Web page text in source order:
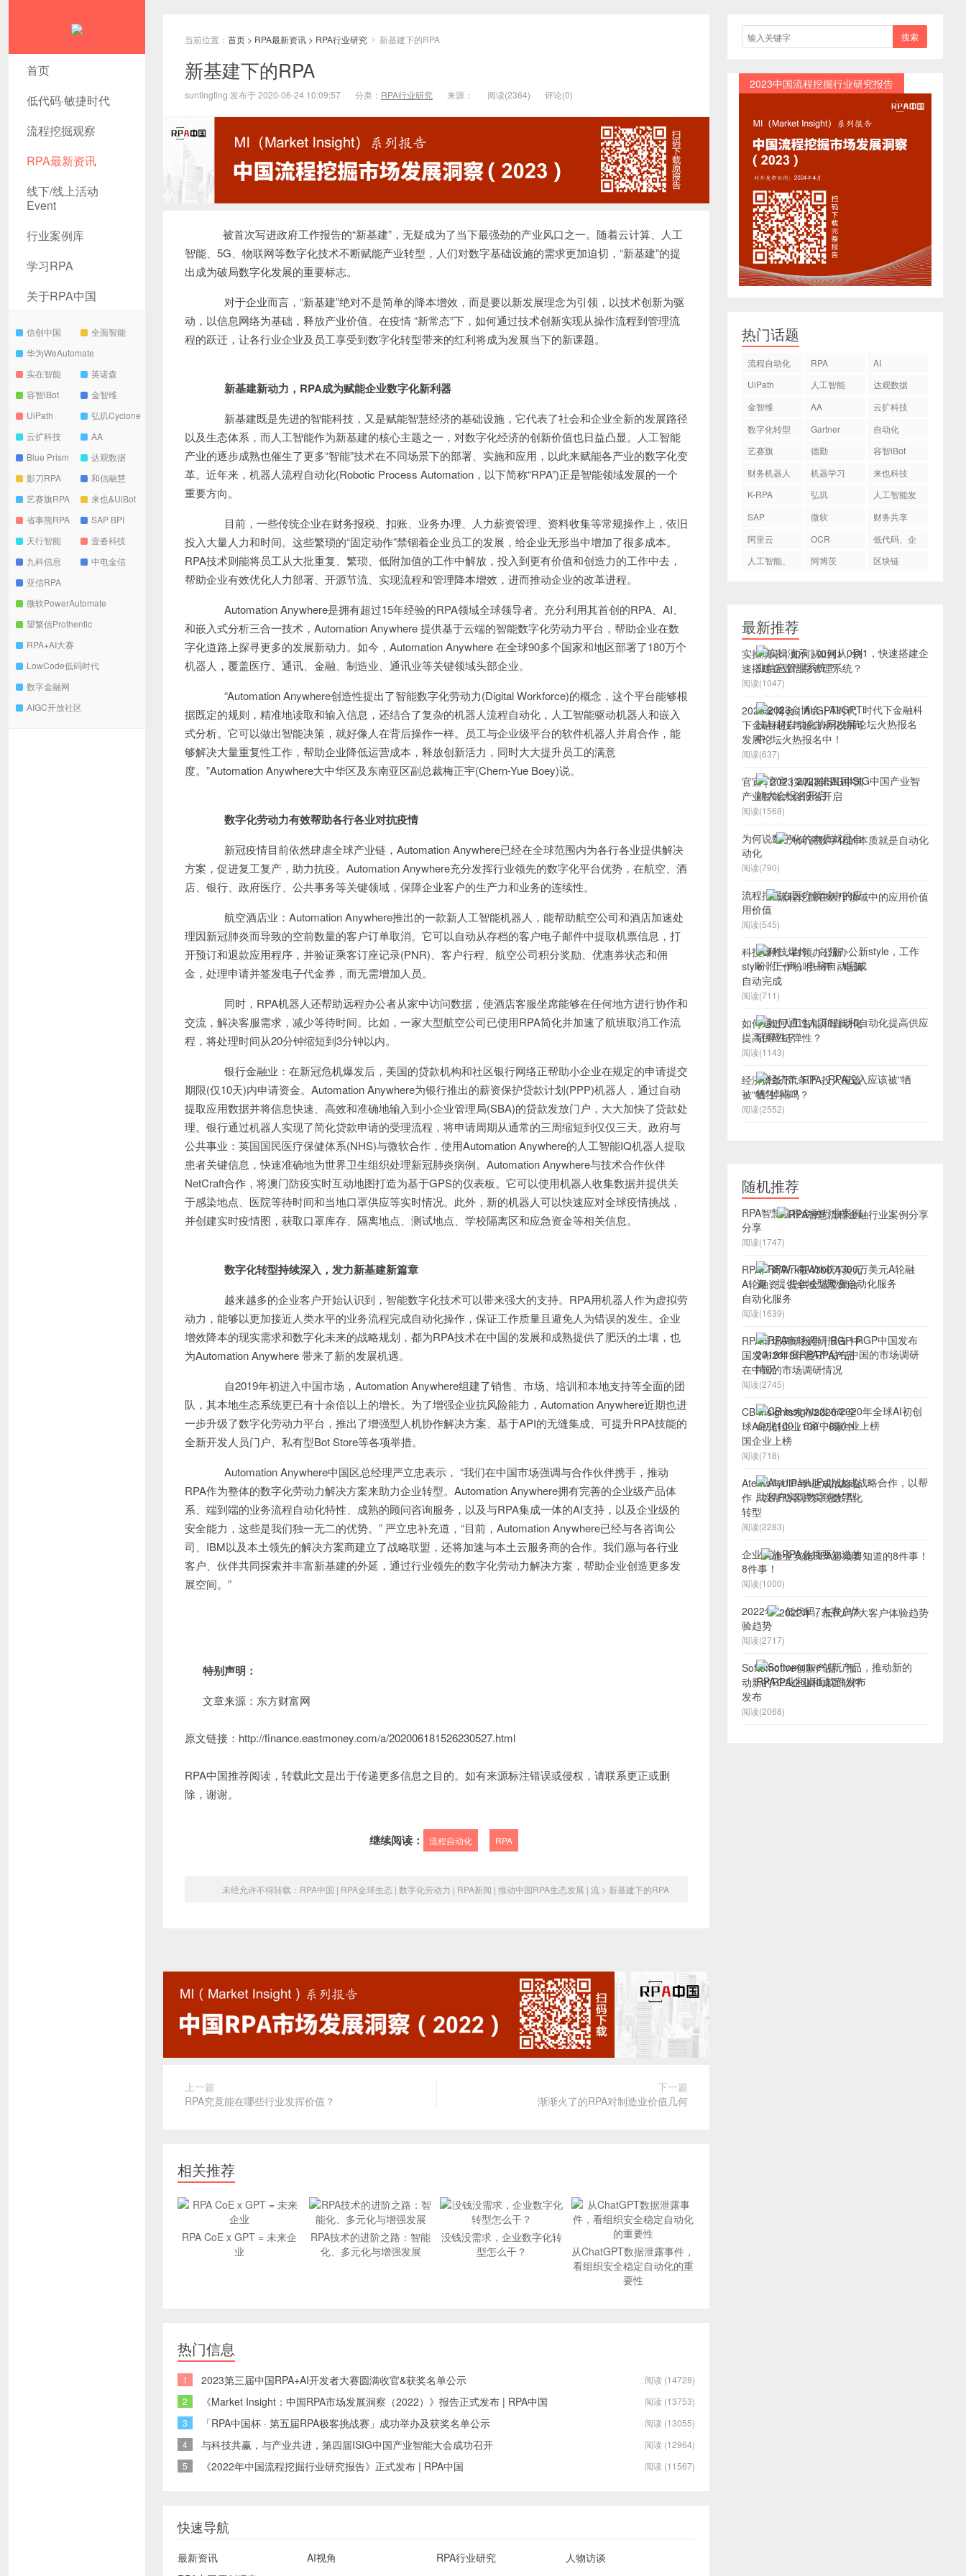
首页
低代码·敏捷时代
流程挖掘观察
RPA最新资讯
线下/线上活动
Event
行业案例库
学习RPA
关于RPA中国
信创中国
全面智能
华为WeAutomate
实在智能
英诺森
容智iBot
金智维
UiPath
弘玑Cyclone
云扩科技
AA
Blue Prism
达观数据
影刀RPA
和信融慧
艺赛旗RPA
来也&UiBot
省事熊RPA
SAP BPI
天行智能
壹沓科技
九科信息
中电金信
亚信RPA
微软PowerAutomate
望繁信Prothentic
RPA+AI大赛
LowCode低码时代
数字金融网
AIGC开放社区
当前位置： 首页 > RPA最新资讯 > RPA行业研究 > 新基建下的RPA
新基建下的RPA
suntingting 发布于 2020-06-24 10:09:57 分类： RPA行业研究 来源： 阅读(2364) 评论(0)
被首次写进政府工作报告的“新基建”，无疑成为了当下最强劲的产业风口之一。随着云计算、人工
智能、5G、物联网等数字化技术不断赋能产业转型，人们对数字基础设施的需求更加迫切，“新基建”的提
出成为破局数字化发展的重要标志。
对于企业而言，“新基建”绝对不是简单的降本增效，而是要以新发展理念为引领，以技术创新为驱
动，以信息网络为基础，释放产业价值。在疫情 “新常态”下，如何通过技术创新实现从操作流程到管理流
程的跃迁，让各行业企业及员工享受到数字化转型带来的红利将成为发展当下的新课题。
新基建新动力，RPA成为赋能企业数字化新利器
新基建既是先进的智能科技，又是赋能智慧经济的基础设施，它代表了社会和企业全新的发展路径
以及生态体系，而人工智能作为新基建的核心主题之一，对数字化经济的创新价值也日益凸显。人工智能
产业的逐步成熟也催生了更多“智能”技术在不同场景下的部署、实施和应用，以此来赋能各产业的数字化变
革。近年来，机器人流程自动化(Robotic Process Automation，以下简称“RPA”)正是智能领域发展的一个
重要方向。
目前，一些传统企业在财务报税、扣账、业务办理、人力薪资管理、资料收集等常规操作上，依旧
投入大量人力和时间。这些繁琐的“固定动作”禁锢着企业员工的发展，给企业无形当中增加了很多成本。
RPA技术则能将员工从大批重复、繁琐、低附加值的工作中解放，投入到更有价值和创造力的工作中去，
帮助企业有效优化人力部署、开源节流、实现流程和管理降本增效，进而推动企业的改革进程。
Automation Anywhere是拥有超过15年经验的RPA领域全球领导者。充分利用其首创的RPA、AI、
和嵌入式分析三合一技术，Automation Anywhere 提供基于云端的智能数字化劳动力平台，帮助企业在数
字化道路上探寻更多的发展新动力。如今，Automation Anywhere 在全球90多个国家和地区部署了180万个
机器人，覆盖医疗、通讯、金融、制造业、通讯业等关键领域头部企业。
“Automation Anywhere创造性提出了智能数字化劳动力(Digital Workforce)的概念，这个平台能够根
据既定的规则，精准地读取和输入信息，还结合了复杂的机器人流程自动化，人工智能驱动机器人和嵌入
式分析。它可以做出智能决策，就好像人在背后操作一样。员工与企业级平台的软件机器人并肩合作，能
够解决大量重复性工作，帮助企业降低运营成本，释放创新活力，同时大大提升员工的满意
度。”Automation Anywhere大中华区及东南亚区副总裁梅正宇(Chern-Yue Boey)说。
数字化劳动力有效帮助各行各业对抗疫情
新冠疫情目前依然肆虐全球产业链，Automation Anywhere已经在全球范围内为各行各业提供解决
方案，促进复工复产，助力抗疫。Automation Anywhere充分发挥行业领先的数字化平台优势，在航空、酒
店、银行、政府医疗、公共事务等关键领域，保障企业客户的生产力和业务的连续性。
航空酒店业：Automation Anywhere推出的一款新人工智能机器人，能帮助航空公司和酒店加速处
理因新冠肺炎而导致的空前数量的客户订单取消。它可以自动从存档的客户电子邮件中提取机票信息，打
开预订和退款应用程序，并验证乘客订座记录(PNR)、客户行程、航空公司积分奖励、优惠券状态和佣
金，处理申请并签发电子代金券，而无需增加人员。
同时，RPA机器人还帮助远程办公者从家中访问数据，使酒店客服坐席能够在任何地方进行协作和
交流，解决客服需求，减少等待时间。比如，一家大型航空公司已使用RPA简化并加速了航班取消工作流
程，将处理时间从20分钟缩短到3分钟以内。
银行金融业：在新冠危机爆发后，美国的贷款机构和社区银行网络正帮助小企业在规定的申请提交
期限(仅10天)内申请资金。Automation Anywhere为银行推出的薪资保护贷款计划(PPP)机器人，通过自动
提取应用数据并将信息快速、高效和准确地输入到小企业管理局(SBA)的贷款发放门户，大大加快了贷款处
理。银行通过机器人实现了简化贷款申请的受理流程，将申请周期从通常的三周缩短到仅仅三天。政府与
公共事业：英国国民医疗保健体系(NHS)与微软合作，使用Automation Anywhere的人工智能IQ机器人提取
患者关键信息，快速准确地为世界卫生组织处理新冠肺炎病例。Automation Anywhere与技术合作伙伴
NetCraft合作，将澳门防疫实时互动地图打造为基于GPS的仪表板。它可以使用机器人收集数据并提供关
于感染地点、医院等待时间和当地口罩供应等实时情况。此外，新的机器人可以快速应对全球疫情挑战，
并创建实时疫情图，获取口罩库存、隔离地点、测试地点、学校隔离区和应急资金等相关信息。
数字化转型持续深入，发力新基建新篇章
越来越多的企业客户开始认识到，智能数字化技术可以带来强大的支持。RPA用机器人作为虚拟劳
动力，能够以更加接近人类水平的业务流程完成自动化操作，保证工作质量且避免人为错误的发生。企业
增效降本的现实需求和数字化未来的战略规划，都为RPA技术在中国的发展和成熟提供了肥沃的土壤，也
为Automation Anywhere 带来了新的发展机遇。
自2019年初进入中国市场，Automation Anywhere组建了销售、市场、培训和本地支持等全面的团
队，其本地生态系统更已有十余倍以上的增长。为了增强企业抗风险能力，Automation Anywhere近期也进
一步升级了数字化劳动力平台，推出了增强型人机协作解决方案、基于API的无缝集成、可提升RPA技能的
全新开发人员门户、私有型Bot Store等各项举措。
Automation Anywhere中国区总经理严立忠表示， “我们在中国市场强调与合作伙伴携手，推动
RPA作为整体的数字化劳动力解决方案来助力企业转型。Automation Anywhere拥有完善的企业级产品体
系、端到端的业务流程自动化特性、成熟的顾问咨询服务，以及与RPA集成一体的AI支持，以及企业级的
安全能力，这些是我们独一无二的优势。” 严立忠补充道，“目前，Automation Anywhere已经与各咨询公
司、IBM以及本土领先的解决方案商建立了战略联盟，还将加速与本土云服务商的合作。我们愿与各行业
客户、伙伴共同探索并丰富新基建的外延，通过行业领先的数字化劳动力解决方案，帮助企业创造更多发
展空间。”
特别声明：
文章来源：东方财富网
原文链接：http://finance.eastmoney.com/a/202006181526230527.html
RPA中国推荐阅读，转载此文是出于传递更多信息之目的。如有来源标注错误或侵权，请联系更正或删
除，谢谢。
继续阅读： 流程自动化 RPA
未经允许不得转载： RPA中国 | RPA全球生态 | 数字化劳动力 | RPA新闻 | 推动中国RPA生态发展 | 流 > 新基建下的RPA
上一篇
RPA究竟能在哪些行业发挥价值？
下一篇
渐渐火了的RPA对制造业价值几何
相关推荐
RPA CoE x GPT = 未来企
业
RPA技术的进阶之路：智能
化、多元化与增强发展
没钱没需求，企业数字化转
型怎么干？
从ChatGPT数据泄露事件，
看组织安全稳定自动化的重
要性
热门信息
阅读 (14728)
1 2023第三届中国RPA+AI开发者大赛圆满收官&获奖名单公示
阅读 (13753)
2 《Market Insight：中国RPA市场发展洞察（2022）》报告正式发布 | RPA中国
阅读 (13055)
3 「RPA中国杯 · 第五届RPA极客挑战赛」成功举办及获奖名单公示
阅读 (12964)
4 与科技共赢，与产业共进，第四届ISIG中国产业智能大会成功召开
阅读 (11567)
5 《2022年中国流程挖掘行业研究报告》正式发布 | RPA中国
快速导航
最新资讯 AI视角 RPA行业研究
人物访谈
搜索
2023中国流程挖掘行业研究报告
热门话题
流程自动化 RPA
AI
UiPath
人工智能
达观数据
金智维
AA
云扩科技
数字化转型
Gartner
自动化
艺赛旗
德勤
容智iBot
财务机器人
机器学习
来也科技
K-RPA
弘玑
Cyclone
人工智能发
展
SAP 微软
财务共享
阿里云
OCR
低代码、企
业数字化转
人工智能、
阿博茨 区块链
最新推荐
实操演示 | 如何从0到1，快
速搭建企业信息管理系统？
阅读(1047)
2023金博会 | AI/GPT时代
下金融科技与超自动化协同
发展论坛火热报名中！
阅读(637)
官宣 | 2023第四届ISIG中国
产业智能大会报名开启
阅读(1568)
为何说数字化的本质就是自
动化
阅读(790)
流程挖掘在医疗领域中的应
用价值
阅读(545)
科技爆炸，白领办公新
style，工作吩咐一声，电脑
自动完成
阅读(711)
如何通过人工智能和自动化
提高供应链弹性？
阅读(1143)
经济萧条下，RPA投入应该
被“牺牲”掉吗？
阅读(2552)
随机推荐
RPA智慧流程金融行业案例
分享
阅读(1747)
RPA厂商Wrk获4300万美元
A轮融资，提供全域型聚合
自动化服务
阅读(1639)
RPA市场调研报告 | RGP中
国发布2019年度RPA产品
在中国的市场调研情况
阅读(2745)
CB Insights发布2020年全
球AI初创企业100，6家中
国企业上榜
阅读(718)
Atento与UiPath达成战略合
作，以帮助客户实现数字化
转型
阅读(2283)
企业实施RPA必须要知道的
8件事！
阅读(1000)
2022年，低代码7大客户体
验趋势
阅读(2717)
Softomotive创新产品，推
动新的RPA企业和桌面软件
发布
阅读(2068)